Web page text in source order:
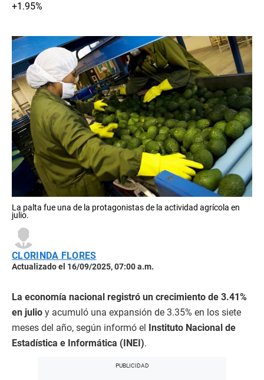
+1.95%
La palta fue una de la protagonistas de la actividad agrícola en
julio.
CLORINDA FLORES
Actualizado el 16/09/2025, 07:00 a.m.
La economía nacional registró un crecimiento de 3.41%
en julio y acumuló una expansión de 3.35% en los siete
meses del año, según informó el Instituto Nacional de
Estadística e Informática (INEI).